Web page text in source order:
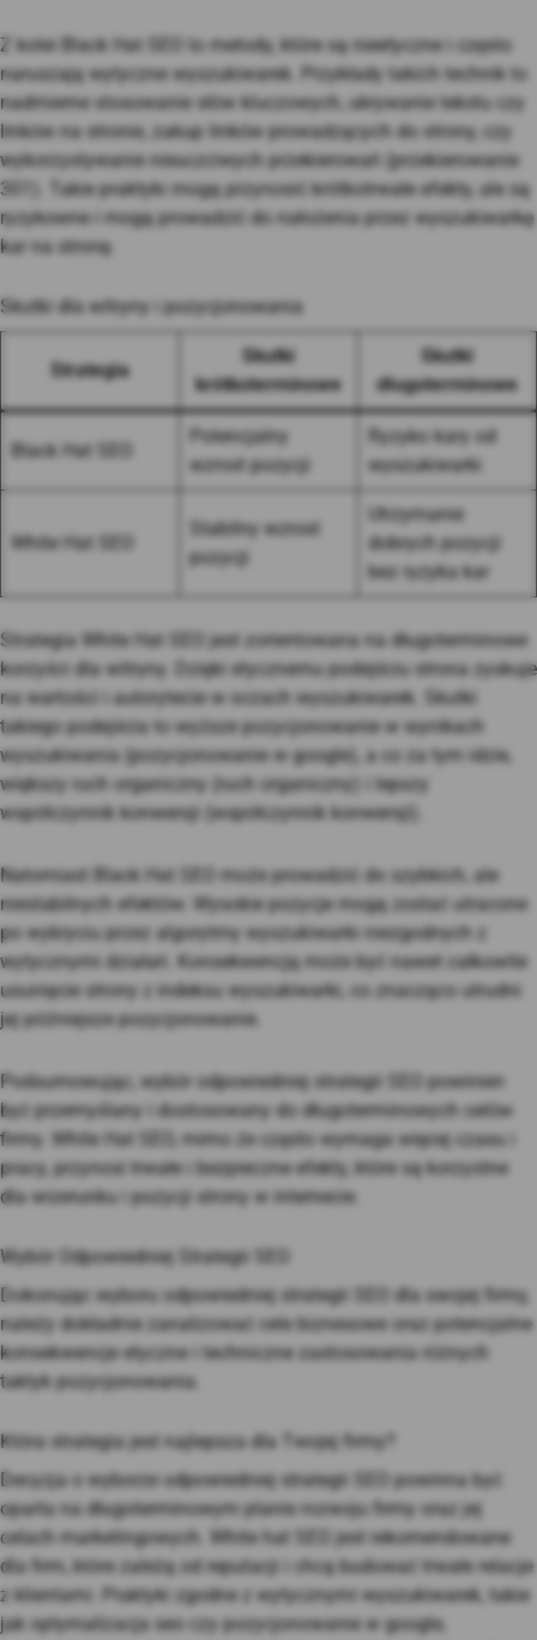
Z kolei Black Hat SEO to metody, które są nieetyczne i często
naruszają wytyczne wyszukiwarek. Przykłady takich technik to
nadmierne stosowanie słów kluczowych, ukrywanie tekstu czy
linków na stronie, zakup linków prowadzących do strony, czy
wykorzystywanie nieuczciwych przekierowań (przekierowanie
301). Takie praktyki mogą przynosić krótkotrwałe efekty, ale są
ryzykowne i mogą prowadzić do nałożenia przez wyszukiwarkę
kar na stronę.
Skutki dla witryny i pozycjonowania
Strategia
Skutki
krótkoterminowe
Skutki
długoterminowe
Black Hat SEO
Potencjalny
wzrost pozycji
Ryzyko kary od
wyszukiwarki
White Hat SEO
Stabilny wzrost
pozycji
Utrzymanie
dobrych pozycji
bez ryzyka kar
Strategia White Hat SEO jest zorientowana na długoterminowe
korzyści dla witryny. Dzięki etycznemu podejściu strona zyskuje
na wartości i autorytecie w oczach wyszukiwarek. Skutki
takiego podejścia to wyższe pozycjonowanie w wynikach
wyszukiwania (pozycjonowanie w google), a co za tym idzie,
większy ruch organiczny (ruch organiczny) i lepszy
współczynnik konwersji (współczynnik konwersji).
Natomiast Black Hat SEO może prowadzić do szybkich, ale
niestabilnych efektów. Wysokie pozycje mogą zostać utracone
po wykryciu przez algorytmy wyszukiwarki niezgodnych z
wytycznymi działań. Konsekwencją może być nawet całkowite
usunięcie strony z indeksu wyszukiwarki, co znacząco utrudni
jej późniejsze pozycjonowanie.
Podsumowując, wybór odpowiedniej strategii SEO powinien
być przemyślany i dostosowany do długoterminowych celów
firmy. White Hat SEO, mimo że często wymaga więcej czasu i
pracy, przynosi trwałe i bezpieczne efekty, które są korzystne
dla wizerunku i pozycji strony w internecie.
Wybór Odpowiedniej Strategii SEO
Dokonując wyboru odpowiedniej strategii SEO dla swojej firmy,
należy dokładnie zanalizować cele biznesowe oraz potencjalne
konsekwencje etyczne i techniczne zastosowania różnych
taktyk pozycjonowania.
Która strategia jest najlepsza dla Twojej firmy?
Decyzja o wyborze odpowiedniej strategii SEO powinna być
oparta na długoterminowym planie rozwoju firmy oraz jej
celach marketingowych. White hat SEO jest rekomendowane
dla firm, które zależą od reputacji i chcą budować trwałe relacje
z klientami. Praktyki zgodne z wytycznymi wyszukiwarek, takie
jak optymalizacja seo czy pozycjonowanie w google,